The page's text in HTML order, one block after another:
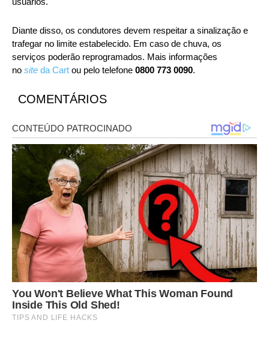
Diante disso, os condutores devem respeitar a sinalização e
trafegar no limite estabelecido. Em caso de chuva, os
serviços poderão reprogramados. Mais informações
no site da Cart ou pelo telefone 0800 773 0090.
COMENTÁRIOS